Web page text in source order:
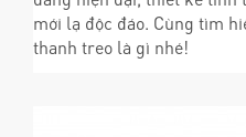
mới lạ độc đáo. Cùng tìm
thanh treo là gì nhé!